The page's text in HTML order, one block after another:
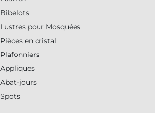
Bibelots
Lustres pour Mosquées
Pièces en cristal
Plafonniers
Appliques
Abat-jours
Spots